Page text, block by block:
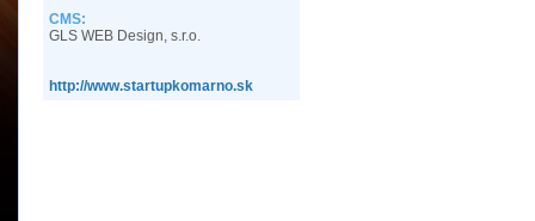
CMS:
GLS WEB Design, s.r.o.
http://www.startupkomarno.sk